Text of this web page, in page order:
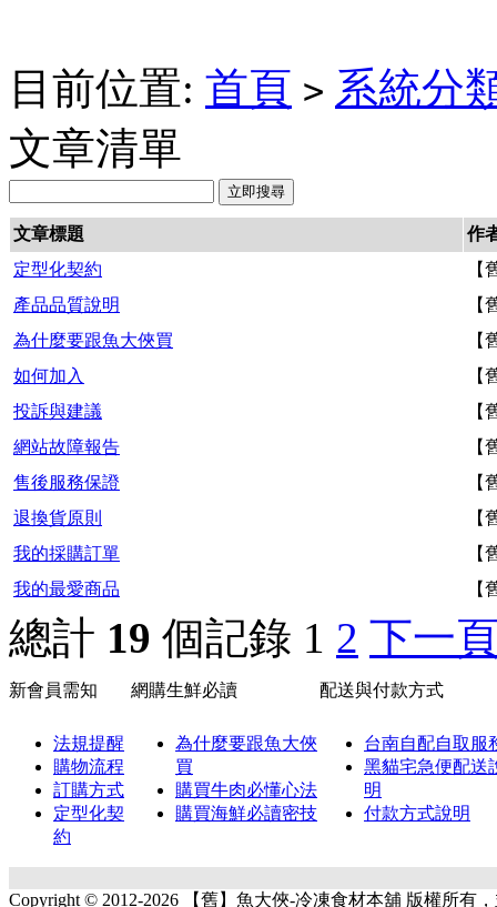
目前位置: 首頁 > 系統分
文章清單
文章標題
作
定型化契約
【
產品品質說明
【
為什麼要跟魚大俠買
【
如何加入
【
投訴與建議
【
網站故障報告
【
售後服務保證
【
退換貨原則
【
我的採購訂單
【
我的最愛商品
【
總計 19 個記錄 1 2 下一
新會員需知 網購生鮮必讀 配送與付款方式
法規提醒
購物流程
訂購方式
定型化契
約
為什麼要跟魚大俠
買
購買牛肉必懂心法
購買海鮮必讀密技
台南自配自取服
黑貓宅急便配送
明
付款方式說明
Copyright © 2012-2026 【舊】魚大俠-冷凍食材本舖 版權所有